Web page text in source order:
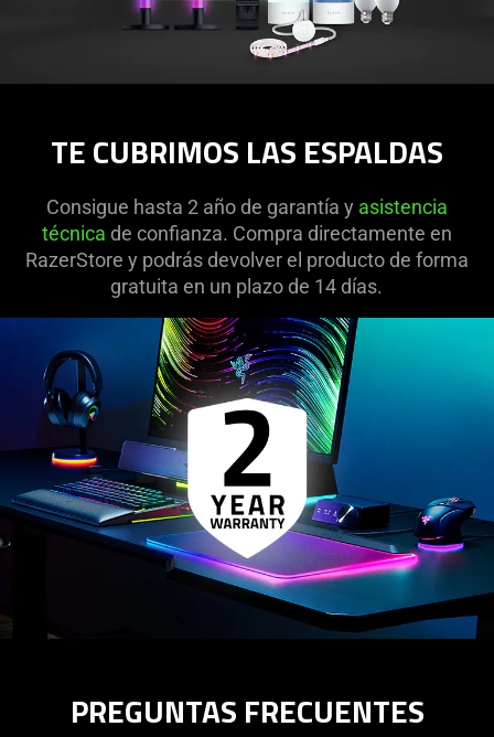
TE CUBRIMOS LAS ESPALDAS
Consigue hasta 2 año de garantía y asistencia
técnica de confianza. Compra directamente en
RazerStore y podrás devolver el producto de forma
gratuita en un plazo de 14 días.
PREGUNTAS FRECUENTES